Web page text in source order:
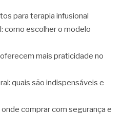
para terapia infusional
como escolher o modelo
mais praticidade no
quais são indispensáveis e
comprar com segurança e